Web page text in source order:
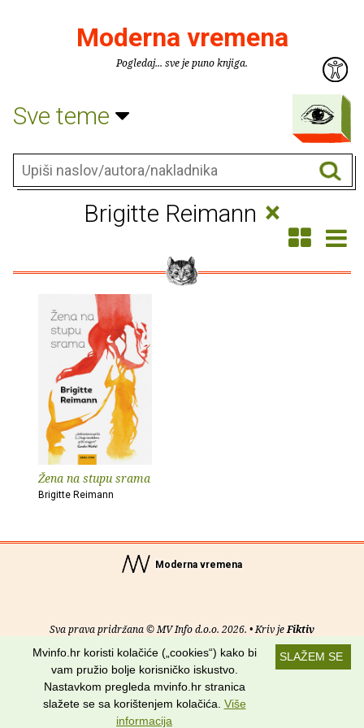
Moderna vremena
Pogledaj... sve je puno knjiga.
Sve teme
Brigitte Reimann ×
Žena na stupu srama
Brigitte Reimann
Moderna vremena
Sva prava pridržana © MV Info d.o.o. 2026. • Kriv jeFiktiv
Uvjeti korištenja RSS kanali
Potraži nas na:
SLAŽEM SE
Mvinfo.hr koristi kolačiće („cookies“) kako bi
vam pružio bolje korisničko iskustvo.
Nastavkom pregleda mvinfo.hr stranica
slažete se sa korištenjem kolačića. Više
informacija